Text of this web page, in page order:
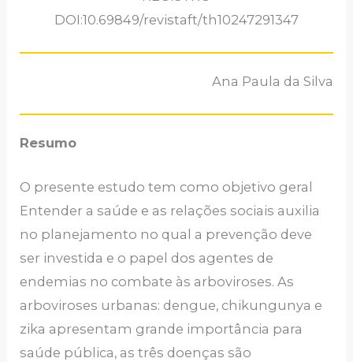
DOI:10.69849/revistaft/th10247291347
Ana Paula da Silva
Resumo
O presente estudo tem como objetivo geral
Entender a saúde e as relações sociais auxilia
no planejamento no qual a prevenção deve
ser investida e o papel dos agentes de
endemias no combate às arboviroses. As
arboviroses urbanas: dengue, chikungunya e
zika apresentam grande importância para
saúde pública, as três doenças são